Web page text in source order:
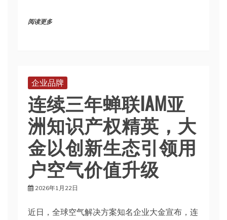
阅读更多
企业品牌
连续三年蝉联IAM亚
洲知识产权精英，大
金以创新生态引领用
户空气价值升级
2026年1月22日
近日，全球空气解决方案知名企业大金宣布，连